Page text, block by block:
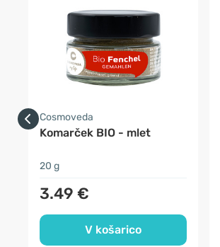
Cosmoveda
Komarček BIO - mlet
20 g
3.49 €
V košarico